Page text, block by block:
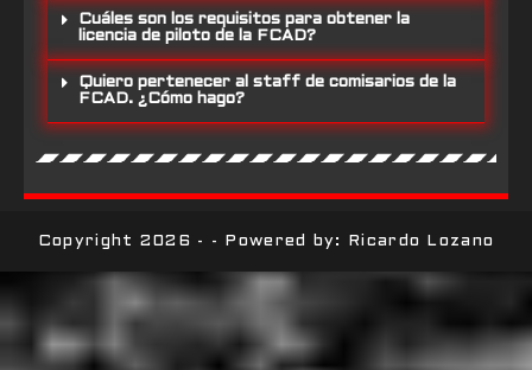
Cuáles son los requisitos para obtener la
licencia de piloto de la FCAD?
Quiero pertenecer al staff de comisarios de la
FCAD. ¿Cómo hago?
Copyright 2026 - - Powered by: Ricardo Lozano